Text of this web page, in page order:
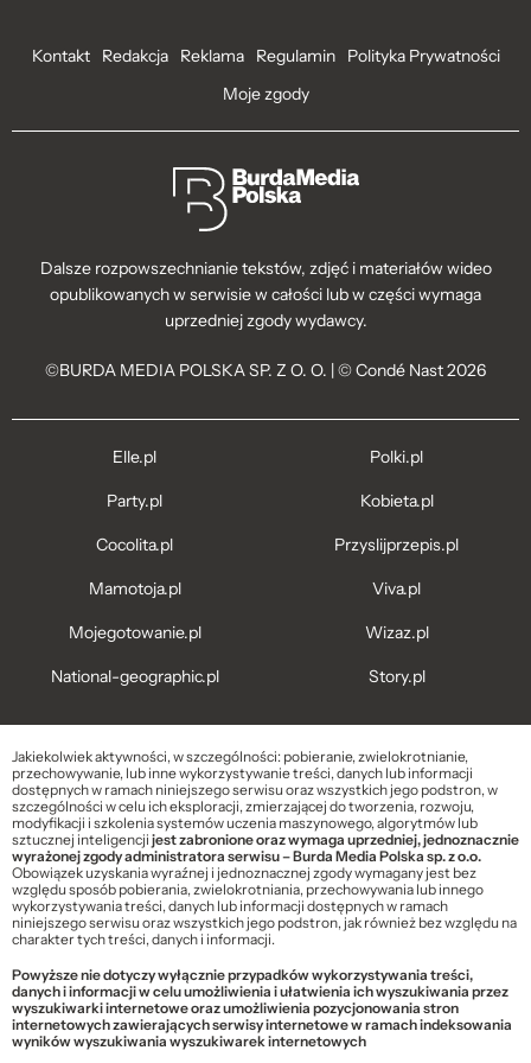
Kontakt Redakcja Reklama Regulamin
Polityka Prywatności
Moje zgody
Dalsze rozpowszechnianie tekstów, zdjęć i materiałów wideo
opublikowanych w serwisie w całości lub w części wymaga
uprzedniej zgody wydawcy.
©BURDA MEDIA POLSKA SP. Z O. O. | © Condé Nast 2026
Elle.pl
Party.pl
Cocolita.pl
Mamotoja.pl
Mojegotowanie.pl
National-geographic.pl
Polki.pl
Kobieta.pl
Przyslijprzepis.pl
Viva.pl
Wizaz.pl
Story.pl
Jakiekolwiek aktywności, w szczególności: pobieranie, zwielokrotnianie,
przechowywanie, lub inne wykorzystywanie treści, danych lub informacji
dostępnych w ramach niniejszego serwisu oraz wszystkich jego podstron, w
szczególności w celu ich eksploracji, zmierzającej do tworzenia, rozwoju,
modyfikacji i szkolenia systemów uczenia maszynowego, algorytmów lub
sztucznej inteligencjijest zabronione oraz wymaga uprzedniej, jednoznacznie
wyrażonej zgody administratora serwisu – Burda Media Polska sp. z o.o.
Obowiązek uzyskania wyraźnej i jednoznacznej zgody wymagany jest bez
względu sposób pobierania, zwielokrotniania, przechowywania lub innego
wykorzystywania treści, danych lub informacji dostępnych w ramach
niniejszego serwisu oraz wszystkich jego podstron, jak również bez względu na
charakter tych treści, danych i informacji.
Powyższe nie dotyczy wyłącznie przypadków wykorzystywania treści,
danych i informacji w celu umożliwienia i ułatwienia ich wyszukiwania przez
wyszukiwarki internetowe oraz umożliwienia pozycjonowania stron
internetowych zawierających serwisy internetowe w ramach indeksowania
wyników wyszukiwania wyszukiwarek internetowych